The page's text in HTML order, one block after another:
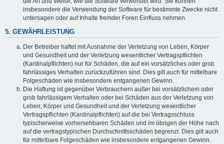
insbesondere die Verwendung der Software für bestimmte Zwecke nicht
untersagen oder auf Inhalte fremder Foren Einfluss nehmen.
5. GEWÄHRLEISTUNG
Der Betreiber haftet mit Ausnahme der Verletzung von Leben, Körper
und Gesundheit und der Verletzung wesentlicher Vertragspflichten
(Kardinalpflichten) nur für Schäden, die auf ein vorsätzliches oder grob
fahrlässiges Verhalten zurückzuführen sind. Dies gilt auch für mittelbare
Folgeschäden wie insbesondere entgangenen Gewinn.
Die Haftung ist gegenüber Verbrauchern außer bei vorsätzlichem oder
grob fahrlässigem Verhalten oder bei Schäden aus der Verletzung von
Leben, Körper und Gesundheit und der Verletzung wesentlicher
Vertragspflichten (Kardinalpflichten) auf die bei Vertragsschluss
typischerweise vorhersehbaren Schäden und im übrigen der Höhe nach
auf die vertragstypischen Durchschnittsschäden begrenzt. Dies gilt auch
für mittelbare Folgeschäden wie insbesondere entgangenen Gewinn.